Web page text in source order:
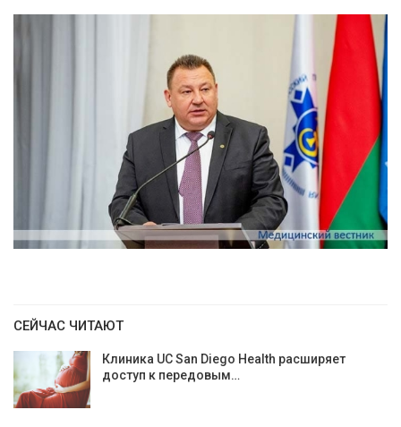
СЕЙЧАС ЧИТАЮТ
Клиника UC San Diego Health расширяет
доступ к передовым…